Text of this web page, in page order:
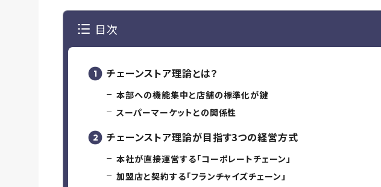
目次
チェーンストア理論とは？
本部への機能集中と店舗の標準化が鍵
スーパーマーケットとの関係性
チェーンストア理論が目指す3つの経営方式
本社が直接運営する「コーポレートチェーン」
加盟店と契約する「フランチャイズチェーン」